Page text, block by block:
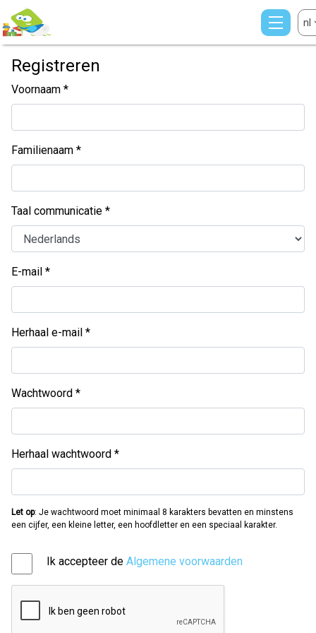
nl
Registreren
Voornaam
Familienaam
Taal communicatie
E-mail
Herhaal e-mail
Wachtwoord
Herhaal wachtwoord
Let op: Je wachtwoord moet minimaal 8 karakters bevatten en minstens
een cijfer, een kleine letter, een hoofdletter en een speciaal karakter.
Ik accepteer de Algemene voorwaarden